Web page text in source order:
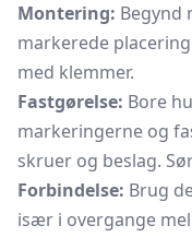
Montering: Begynd
markerede
med klemmer.
Fastgørelse: Bore
markeringerne og
skruer og beslag.
Forbindelse: Brug
især i overgange